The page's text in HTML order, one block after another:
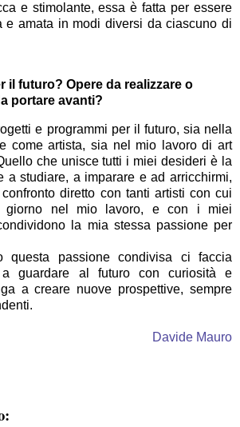
e stimolante, essa è fatta per essere
e amata in modi diversi da ciascuno di
il futuro? Opere da realizzare o
portare avanti?
e programmi per il futuro, sia nella
come artista, sia nel mio lavoro di art
che unisce tutti i miei desideri è la
a studiare, a imparare e ad arricchirmi,
diretto con tanti artisti con cui
giorno nel mio lavoro, e con i miei
la mia stessa passione per
questa passione condivisa ci faccia
guardare al futuro con curiosità e
a creare nuove prospettive, sempre
Davide Mauro